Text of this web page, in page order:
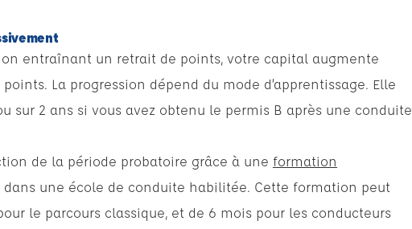
entraînant un retrait de points, votre capital augmente
La progression dépend du mode d’apprentissage. Elle
sur 2 ans si vous avez obtenu le permis B après une conduite
de la période probatoire grâce à une formation
dans une école de conduite habilitée. Cette formation peut
le parcours classique, et de 6 mois pour les conducteurs